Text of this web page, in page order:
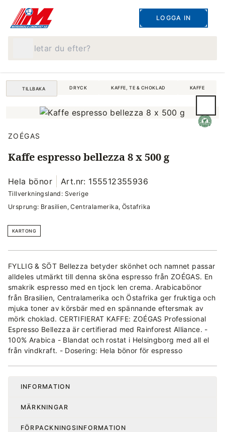
LOGGA IN
TILLBAKA DRYCK KAFFE, TE & CHOKLAD KAFFE
ZOÉGAS
Kaffe espresso bellezza 8 x 500 g
Hela bönor Art.nr: 155512355936
Tillverkningsland: Sverige
Ursprung: Brasilien, Centralamerika, Östafrika
KARTONG
FYLLIG & SÖT Bellezza betyder skönhet och namnet passar
alldeles utmärkt till denna sköna espresso från ZOÉGAS. En
smakrik espresso med en tjock len crema. Arabicabönor
från Brasilien, Centralamerika och Östafrika ger fruktiga och
mjuka toner av körsbär med en spännande eftersmak av
mörk choklad. CERTIFIERAT KAFFE: ZOÉGAS Professional
Espresso Bellezza är certifierad med Rainforest Alliance. -
100% Arabica - Blandat och rostat i Helsingborg med all el
från vindkraft. - Dosering: Hela bönor för espresso
INFORMATION
MÄRKNINGAR
FÖRPACKNINGSINFORMATION